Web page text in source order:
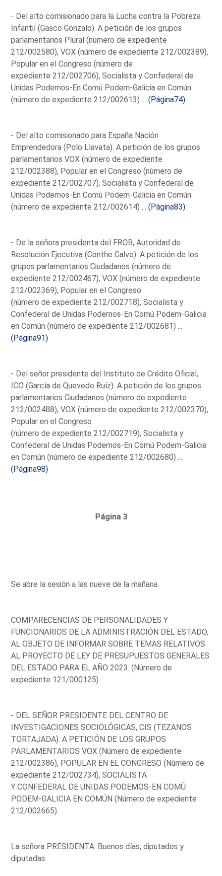
- Del alto comisionado para la Lucha contra la Pobreza
Infantil (Gasco Gonzalo). A petición de los grupos
parlamentarios Plural (número de expediente
212/002580), VOX (número de expediente 212/002389),
Popular en el Congreso (número de
expediente 212/002706), Socialista y Confederal de
Unidas Podemos-En Comú Podem-Galicia en Común
(número de expediente 212/002613) ...(Página74)
- Del alto comisionado para España Nación
Emprendedora (Polo Llavata). A petición de los grupos
parlamentarios VOX (número de expediente
212/002388), Popular en el Congreso (número de
expediente 212/002707), Socialista y Confederal de
Unidas Podemos-En Comú Podem-Galicia en Común
(número de expediente 212/002614) ...(Página83)
- De la señora presidenta del FROB, Autoridad de
Resolución Ejecutiva (Conthe Calvo). A petición de los
grupos parlamentarios Ciudadanos (número de
expediente 212/002467), VOX (número de expediente
212/002369), Popular en el Congreso
(número de expediente 212/002718), Socialista y
Confederal de Unidas Podemos-En Comú Podem-Galicia
en Común (número de expediente 212/002681) ...
(Página91)
- Del señor presidente del Instituto de Crédito Oficial,
ICO (García de Quevedo Ruíz). A petición de los grupos
parlamentarios Ciudadanos (número de expediente
212/002488), VOX (número de expediente 212/002370),
Popular en el Congreso
(número de expediente 212/002719), Socialista y
Confederal de Unidas Podemos-En Comú Podem-Galicia
en Común (número de expediente 212/002680) ...
(Página98)
Página 3
Se abre la sesión a las nueve de la mañana.
COMPARECENCIAS DE PERSONALIDADES Y
FUNCIONARIOS DE LA ADMINISTRACIÓN DEL ESTADO,
AL OBJETO DE INFORMAR SOBRE TEMAS RELATIVOS
AL PROYECTO DE LEY DE PRESUPUESTOS GENERALES
DEL ESTADO PARA EL AÑO 2023. (Número de
expediente 121/000125).
- DEL SEÑOR PRESIDENTE DEL CENTRO DE
INVESTIGACIONES SOCIOLÓGICAS, CIS (TEZANOS
TORTAJADA). A PETICIÓN DE LOS GRUPOS
PARLAMENTARIOS VOX (Número de expediente
212/002386), POPULAR EN EL CONGRESO (Número de
expediente 212/002734), SOCIALISTA
Y CONFEDERAL DE UNIDAS PODEMOS-EN COMÚ
PODEM-GALICIA EN COMÚN (Número de expediente
212/002665).
La señora PRESIDENTA: Buenos días, diputados y
diputadas.